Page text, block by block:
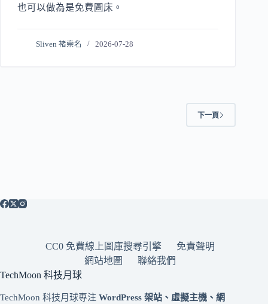
也可以做為是免費圖床。
Sliven 褚崇名 2026-07-28
下一頁
CC0 免費線上圖庫搜尋引擎
免責聲明
網站地圖
聯絡我們
TechMoon 科技月球
TechMoon 科技月球專注 WordPress 架站、虛擬主機、網